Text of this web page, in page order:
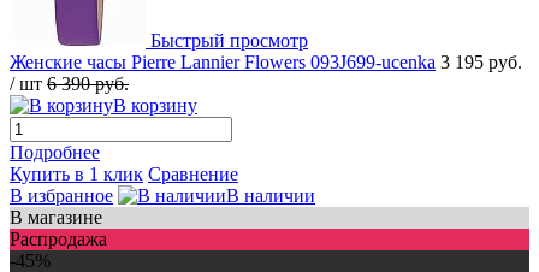
Быстрый просмотр
Женские часы Pierre Lannier Flowers 093J699-ucenka 3 195 руб.
/ шт 6 390 руб.
В корзину
Подробнее
Купить в 1 клик Сравнение
В избранное
В наличии
В магазине
Распродажа
-45%